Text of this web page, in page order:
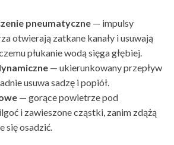
pneumatyczne — impulsy
otwierają zatkane kanały i usuwają
płukanie wodą sięga głębiej.
— ukierunkowany przepływ
usuwa sadzę i popiół.
— gorące powietrze pod
i zawieszone cząstki, zanim zdążą
się osadzić.